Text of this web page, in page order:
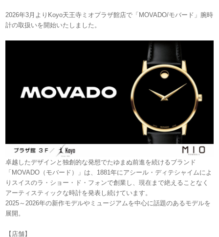
2026年3月よりKoyo天王寺ミオプラザ館店で「MOVADO/モバード」腕時
計の取扱いを開始いたしました。
卓越したデザインと独創的な発想でたゆまぬ前進を続けるブランド
「MOVADO（モバード）」は、1881年にアシール・ディテシャイムによ
りスイスのラ・ショー・ド・フォンで創業し、現在まで絶えることなく
アーティスティックな時計を発表し続けています。
2025～2026年の新作モデルやミュージアムを中心に話題のあるモデルを
展開。
【店舗】